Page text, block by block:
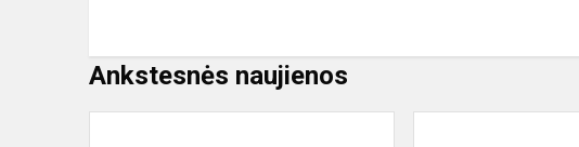
Ankstesnės naujienos